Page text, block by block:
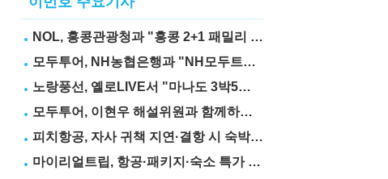
NOL, 홍콩관광청과 "홍콩 2+1 패밀리 프로모션" 실시
모두투어, NH농협은행과 "NH모두트래블리적금" 출시
노랑풍선, 옐로LIVE서 "마나도 3박5일" 상품 선보여
모두투어, 이현우 해설위원과 함께하는 "MLB 직관 컨셉투어" 출시
피치항공, 자사 귀책 지연·결항 시 숙박·교통비 보상제 도입
마이리얼트립, 항공·패키지·숙소 특가 릴레이